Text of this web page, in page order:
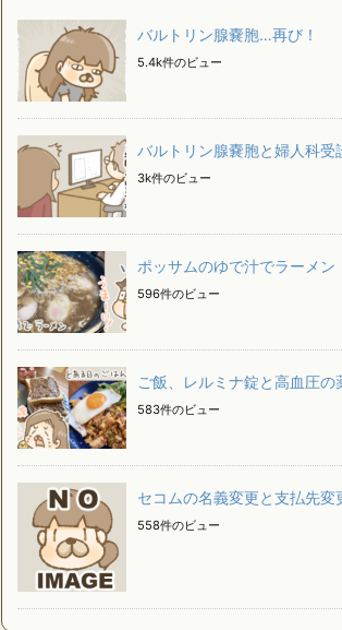
バルトリン腺嚢胞…再び！
5.4k件のビュー
バルトリン腺嚢胞と婦人科受
3k件のビュー
ポッサムのゆで汁でラーメン
596件のビュー
ご飯、レルミナ錠と高血圧の
583件のビュー
セコムの名義変更と支払先変
558件のビュー